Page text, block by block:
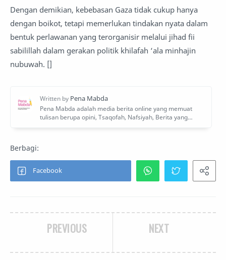
Dengan demikian, kebebasan Gaza tidak cukup hanya
dengan boikot, tetapi memerlukan tindakan nyata dalam
bentuk perlawanan yang terorganisir melalui jihad fii
sabilillah dalam gerakan politik khilafah ‘ala minhajin
nubuwah. []
NEXT
PREVIOUS